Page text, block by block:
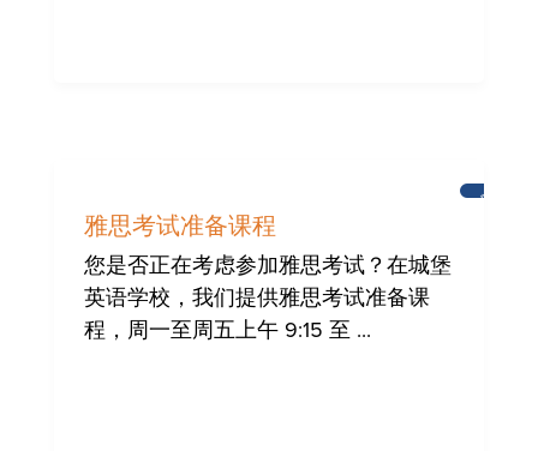
新
雅思考试准备课程
您是否正在考虑参加雅思考试？在城堡
英语学校，我们提供雅思考试准备课
程，周一至周五上午 9:15 至 ...